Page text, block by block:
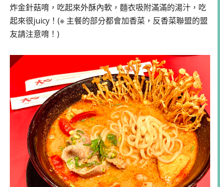
炸金針菇唷，吃起來外酥內軟，麵衣吸附滿滿的湯汁，吃
起來很juicy！(※ 主餐的部分都會加香菜，反香菜聯盟的盟
友請注意唷！)